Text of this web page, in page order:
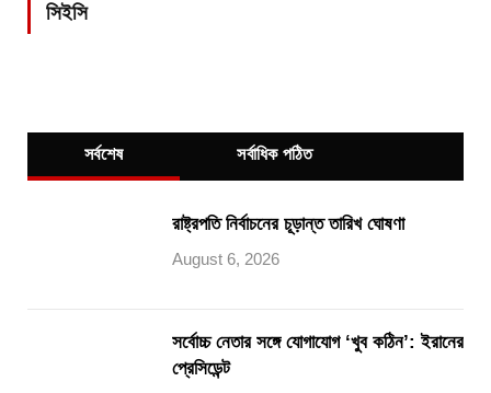
সিইসি
সর্বশেষ সর্বাধিক পঠিত
রাষ্ট্রপতি নির্বাচনের চূড়ান্ত তারিখ ঘোষণা
August 6, 2026
সর্বোচ্চ নেতার সঙ্গে যোগাযোগ ‘খুব কঠিন’: ইরানের
প্রেসিডেন্ট